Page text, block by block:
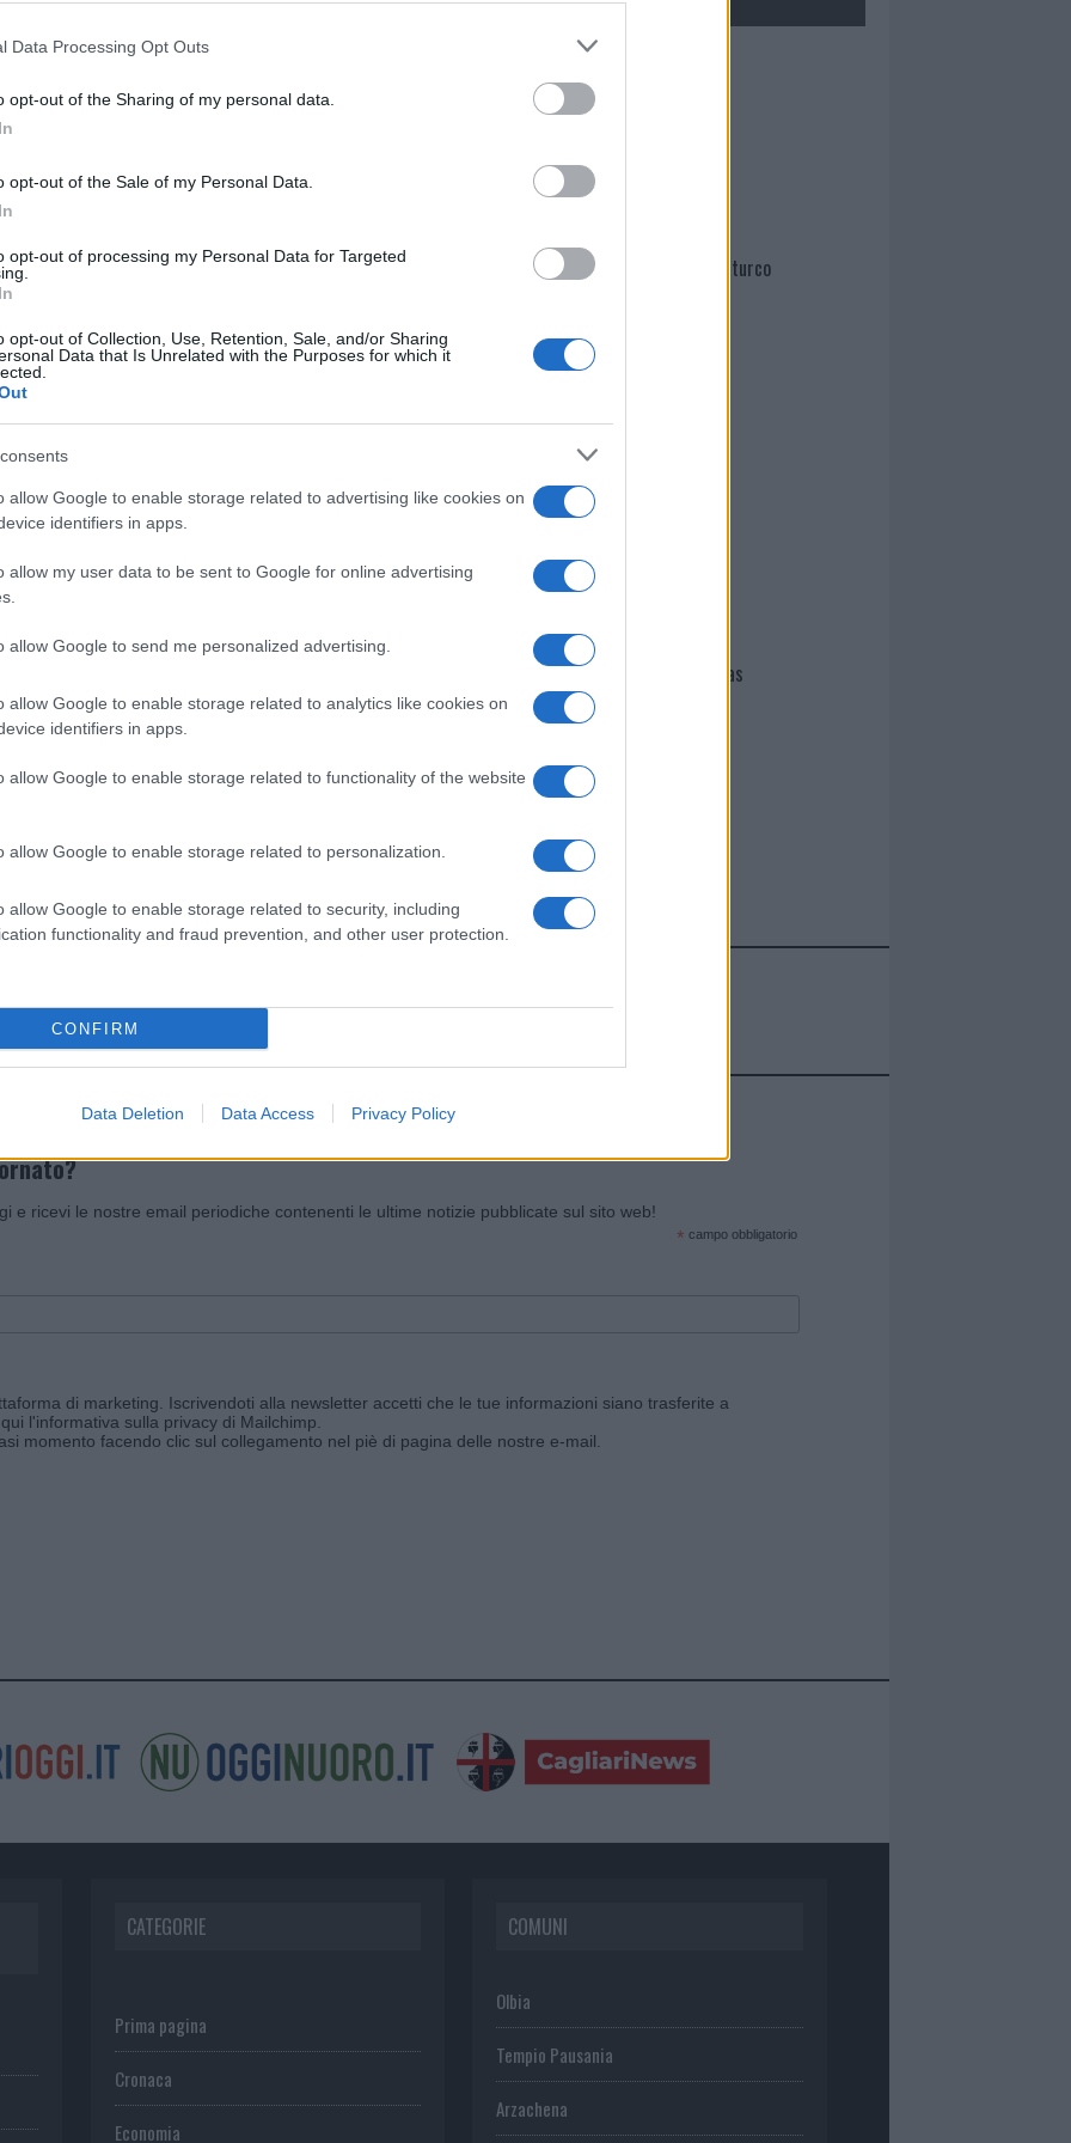
Data Processing Opt Outs
opt-out of the Sharing of my personal data.
opt-out of the Sale of my Personal Data.
opt-out of processing my Personal Data for Targeted
opt-out of Collection, Use, Retention, Sale, and/or Sharing
Data that Is Unrelated with the Purposes for which it
allow Google to enable storage related to advertising like cookies on
identifiers in apps.
allow my user data to be sent to Google for online advertising
allow Google to send me personalized advertising.
allow Google to enable storage related to analytics like cookies on
identifiers in apps.
allow Google to enable storage related to functionality of the website
allow Google to enable storage related to personalization.
allow Google to enable storage related to security, including
functionality and fraud prevention, and other user protection.
CONFIRM
Data Deletion Data Access Privacy Policy
GALLURA
ARANCI 151.229€
nella sezioneLogin
Di Olbia Facile.it Olbia
Infrazioni Olbia
Prossimo articolo
Paolo Pinna
Martina Agostina Diturco
I nostri cari
I nostri cari
I nostri cari
Giovannimaria Cabras
Invia un Comunicato Stampa|Pubblicità|Segnala
e ricevi le nostre email periodiche contenenti le ultime notizie pubblicate sul sito web!
* campo obbligatorio
di marketing. Iscrivendoti alla newsletter accetti che le tue informazioni siano trasferite a
l'informativa sulla privacy di Mailchimp
momento facendo clic sul collegamento nel piè di pagina delle nostre e-mail.
CATEGORIE
Prima pagina
Cronaca
Economia
COMUNI
Olbia
Tempio Pausania
Arzachena